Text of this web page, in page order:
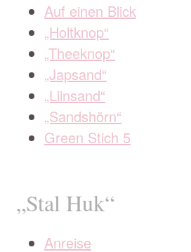
Auf einen Blick
„Holtknop“
„Theeknop“
„Japsand“
„Liinsand“
„Sandshörn“
Green Stich 5
„Stal Huk“
Anreise